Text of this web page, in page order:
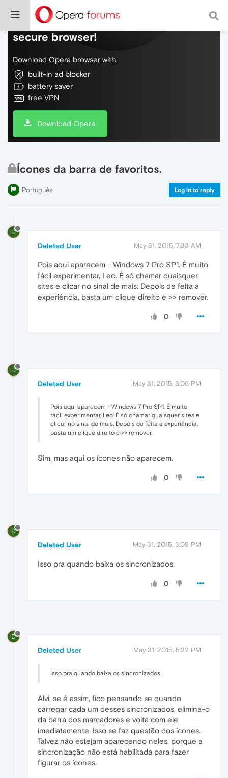
Do more on the web, with a fast and
secure browser!
Download Opera browser with:
built-in ad blocker
battery saver
free VPN
Download Opera
Ícones da barra de favoritos.
Português Log in to reply
D
Deleted User May 31, 2015, 7:33 AM
Pois aqui aparecem - Windows 7 Pro SP1. É muito
fácil experimentar, Leo. É só chamar quaisquer
sites e clicar no sinal de mais. Depois de feita a
experiência, basta um clique direito e >> remover.
0
D
Deleted User May 31, 2015, 3:06 PM
Pois aqui aparecem - Windows 7 Pro SP1. É muito
fácil experimentar, Leo. É só chamar quaisquer sites e
clicar no sinal de mais. Depois de feita a experiência,
basta um clique direito e >> remover.
Sim, mas aqui os ícones não aparecem.
0
D
Deleted User May 31, 2015, 3:09 PM
Isso pra quando baixa os sincronizados.
0
D
Deleted User May 31, 2015, 5:22 PM
Isso pra quando baixa os sincronizados.
Alvi, se é assim, fico pensando se quando
carregar cada um desses sincronizados, elimina-o
da barra dos marcadores e volta com ele
imediatamente. Isso se faz questão dos ícones.
Talvez não estejam aparecendo neles, porque a
sincronização não está habilitada para fazer
figurar os ícones.